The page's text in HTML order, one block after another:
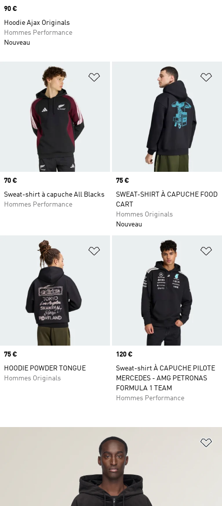
Ajouter à la Liste de produits
Prix
70 €
Sweat-shirt à capuche All Blacks
Hommes Performance
Prix
75 €
SWEAT-SHIRT À CAPUCHE FOOD
CART
Hommes Originals
Nouveau
Ajouter à la Liste de produits
Prix
75 €
HOODIE POWDER TONGUE
Hommes Originals
Prix
120 €
Sweat-shirt À CAPUCHE PILOTE
MERCEDES - AMG PETRONAS
FORMULA 1 TEAM
Hommes Performance
Prix
90 €
Hoodie Ajax Originals
Hommes Performance
Nouveau